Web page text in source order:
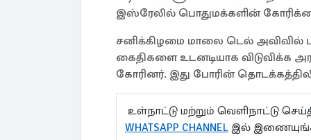
இஸ்ரேலில் பொதுமக்களின்
சனிக்கிழமை மாலை டெல் அவிவில்
கைதிகளை உடனடியாக விடுவிக்க
கோரினர். இது போரின்
உள்நாட்டு மற்றும் வெளிநாட்டு
WHATSAPP CHANNEL இல்